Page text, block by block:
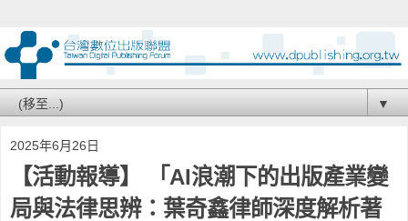
▼
2025年6月26日
【活動報導】 「AI浪潮下的出版產業變
局與法律思辨：葉奇鑫律師深度解析著